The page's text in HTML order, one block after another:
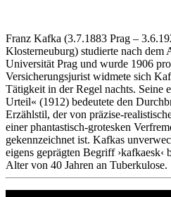
Franz Kafka (3.7.1883 Prag –
Klosterneuburg) studierte nach dem
Universität Prag und wurde 1906
Versicherungsjurist widmete sich
Tätigkeit in der Regel nachts. Seine
Urteil« (1912) bedeutete den
Erzählstil, der von präzise-
einer phantastisch-grotesken
gekennzeichnet ist. Kafkas
eigens geprägten Begriff ›kafkaesk‹
Alter von 40 Jahren an Tuberkulose.